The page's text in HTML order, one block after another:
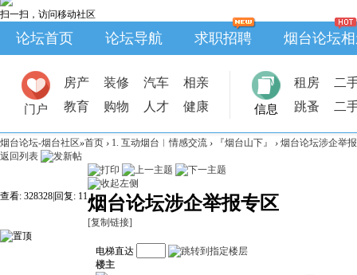
扫一扫，访问移动社区
论坛首页 论坛导航 求职招聘 烟台论坛
门户
房产 装修 汽车
相亲
教育
购物 人才 健康 信息
租房
二
跳蚤
二
烟台论坛-烟台社区»首页 › 1. 互动烟台︱情感交流 › 『烟台山下』 › 烟台论坛涉企举
返回列表
查看: 328328 回复: 11烟台论坛涉企举报专区
[复制链接]
电梯直达
楼主